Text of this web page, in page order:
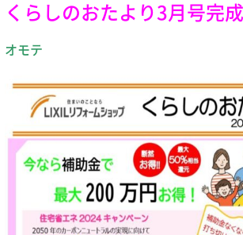
くらしのおたより3月号完
オモテ